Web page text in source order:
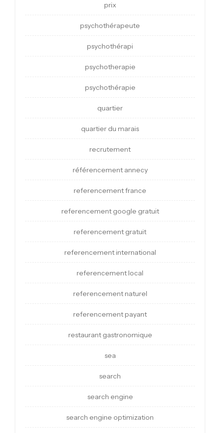
prix
psychothérapeute
psychothérapi
psychotherapie
psychothérapie
quartier
quartier du marais
recrutement
référencement annecy
referencement france
referencement google gratuit
referencement gratuit
referencement international
referencement local
referencement naturel
referencement payant
restaurant gastronomique
sea
search
search engine
search engine optimization